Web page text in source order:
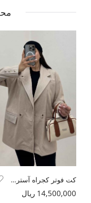
کت فوتر کجراه آستردار زمرد
14,500,000 ریال